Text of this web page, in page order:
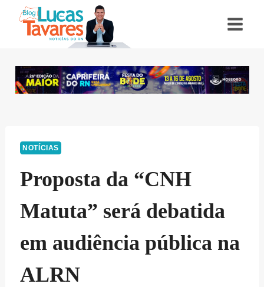
NOTÍCIAS
Proposta da “CNH
Matuta” será debatida
em audiência pública na
ALRN